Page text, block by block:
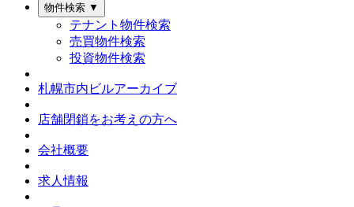
物件検索 ▼
テナント物件検索
売買物件検索
投資物件検索
札幌市内ビルアーカイブ
店舗閉鎖をお考えの方へ
会社概要
求人情報